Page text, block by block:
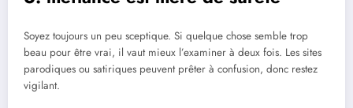
Soyez toujours un peu sceptique. Si quelque chose semble trop
beau pour être vrai, il vaut mieux l’examiner à deux fois. Les sites
parodiques ou satiriques peuvent prêter à confusion, donc restez
vigilant.